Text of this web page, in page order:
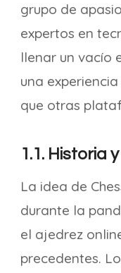
grupo de
expertos en
llenar un vacío
una
que otras
1.1. Historia
La idea de
durante la
el ajedrez
precedentes.